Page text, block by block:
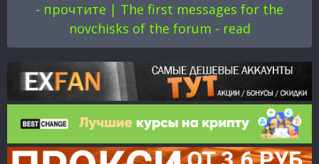
- прочтите | The first messages for the
novchisks of the forum - read